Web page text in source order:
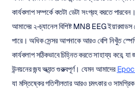
কার্যকলাপ সম্পর্কে কতটা ডেটা সংগ্রহ করতে
আমাদের ২-চ্যানেল বিশিষ্ট MN8 EEG ইয়ারবাডস
পারে। অধিক সেন্সর আপনাকে আরও বেশি নিখুঁত
কার্যকলাপ সঠিকভাবে চিহ্নিত করতে সাহায্য করে, যা
উন্নয়নের জন্য অত্যন্ত গুরুত্বপূর্ণ। যেমন আমাদের
যা মস্তিষ্কের গতিশীলতার আরও চমৎকার ও সামগ্রিক